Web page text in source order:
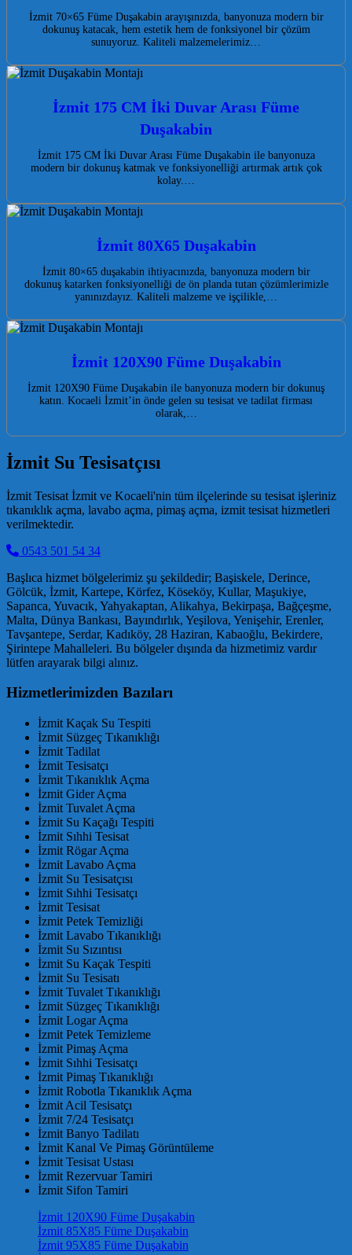
İzmit 70×65 Füme Duşakabin arayışınızda, banyonuza modern bir
dokunuş katacak, hem estetik hem de fonksiyonel bir çözüm
sunuyoruz. Kaliteli malzemelerimiz…
İzmit 175 CM İki Duvar Arası Füme
Duşakabin
İzmit 175 CM İki Duvar Arası Füme Duşakabin ile banyonuza
modern bir dokunuş katmak ve fonksiyonelliği artırmak artık çok
kolay.…
İzmit 80X65 Duşakabin
İzmit 80×65 duşakabin ihtiyacınızda, banyonuza modern bir
dokunuş katarken fonksiyonelliği de ön planda tutan çözümlerimizle
yanınızdayız. Kaliteli malzeme ve işçilikle,…
İzmit 120X90 Füme Duşakabin
İzmit 120X90 Füme Duşakabin ile banyonuza modern bir dokunuş
katın. Kocaeli İzmit’in önde gelen su tesisat ve tadilat firması
olarak,…
İzmit Su Tesisatçısı
İzmit Tesisat İzmit ve Kocaeli'nin tüm ilçelerinde su tesisat işleriniz
tıkanıklık açma, lavabo açma, pimaş açma, izmit tesisat hizmetleri
verilmektedir.
0543 501 54 34
Başlıca hizmet bölgelerimiz şu şekildedir; Başiskele, Derince,
Gölcük, İzmit, Kartepe, Körfez, Köseköy, Kullar, Maşukiye,
Sapanca, Yuvacık, Yahyakaptan, Alikahya, Bekirpaşa, Bağçeşme,
Malta, Dünya Bankası, Bayındırlık, Yeşilova, Yenişehir, Erenler,
Tavşantepe, Serdar, Kadıköy, 28 Haziran, Kabaoğlu, Bekirdere,
Şirintepe Mahalleleri. Bu bölgeler dışında da hizmetimiz vardır
lütfen arayarak bilgi alınız.
Hizmetlerimizden Bazıları
İzmit Kaçak Su Tespiti
İzmit Süzgeç Tıkanıklığı
İzmit Tadilat
İzmit Tesisatçı
İzmit Tıkanıklık Açma
İzmit Gider Açma
İzmit Tuvalet Açma
İzmit Su Kaçağı Tespiti
İzmit Sıhhi Tesisat
İzmit Rögar Açma
İzmit Lavabo Açma
İzmit Su Tesisatçısı
İzmit Sıhhi Tesisatçı
İzmit Tesisat
İzmit Petek Temizliği
İzmit Lavabo Tıkanıklığı
İzmit Su Sızıntısı
İzmit Su Kaçak Tespiti
İzmit Su Tesisatı
İzmit Tuvalet Tıkanıklığı
İzmit Süzgeç Tıkanıklığı
İzmit Logar Açma
İzmit Petek Temizleme
İzmit Pimaş Açma
İzmit Sıhhi Tesisatçı
İzmit Pimaş Tıkanıklığı
İzmit Robotla Tıkanıklık Açma
İzmit Acil Tesisatçı
İzmit 7/24 Tesisatçı
İzmit Banyo Tadilatı
İzmit Kanal Ve Pimaş Görüntüleme
İzmit Tesisat Ustası
İzmit Rezervuar Tamiri
İzmit Sifon Tamiri
İzmit 120X90 Füme Duşakabin
İzmit 85X85 Füme Duşakabin
İzmit 95X85 Füme Duşakabin